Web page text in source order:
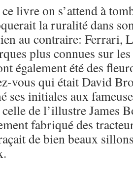
livre on s’attend à
la ruralité dans
au contraire: Ferrari,
plus connues sur
également été des
vous qui était David
ses initiales aux
de l’illustre James
fabriqué des
de bien beaux